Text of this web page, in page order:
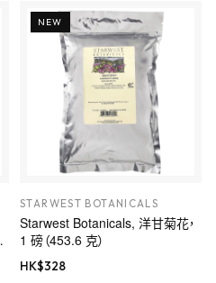
NEW
STARWEST BOTANICALS
Starwest Botanicals, 洋甘菊花，
1 磅（453.6 克）
HK$328